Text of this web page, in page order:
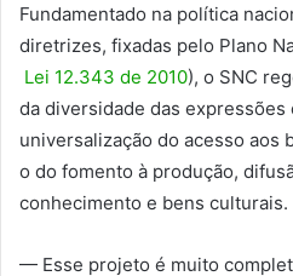
Fundamentado na política
diretrizes, fixadas pelo Plano
Lei 12.343 de 2010), o SNC
da diversidade das expressões
universalização do acesso aos
o do fomento à produção,
conhecimento e bens culturais.
— Esse projeto é muito